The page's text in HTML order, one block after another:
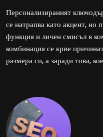
Персонализираният
се натрапва като акцент, но
функция и личен смисъл в
комбинация се крие
размера си, а заради това,